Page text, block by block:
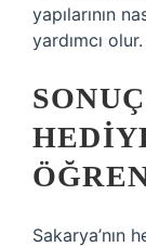
yapılarının
yardımcı olur.
Sakarya’nın